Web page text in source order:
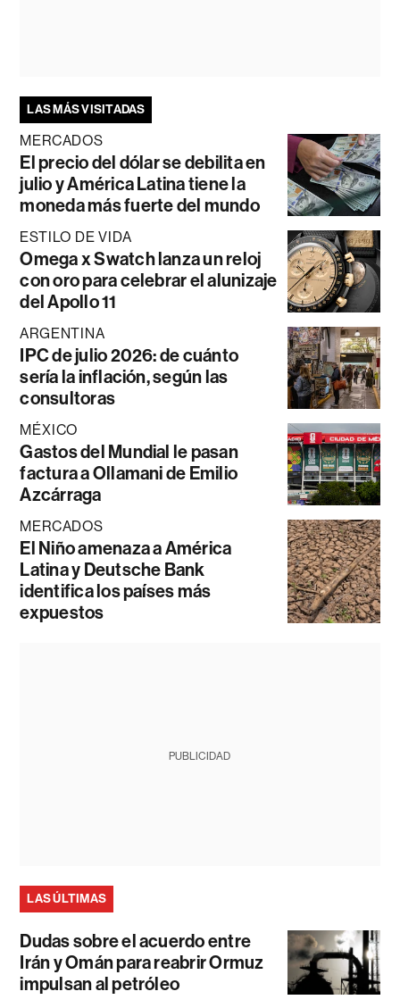
LAS MÁS VISITADAS
MERCADOS
El precio del dólar se debilita en
julio y América Latina tiene la
moneda más fuerte del mundo
ESTILO DE VIDA
Omega x Swatch lanza un reloj
con oro para celebrar el alunizaje
del Apollo 11
ARGENTINA
IPC de julio 2026: de cuánto
sería la inflación, según las
consultoras
MÉXICO
Gastos del Mundial le pasan
factura a Ollamani de Emilio
Azcárraga
MERCADOS
El Niño amenaza a América
Latina y Deutsche Bank
identifica los países más
expuestos
PUBLICIDAD
LAS ÚLTIMAS
Dudas sobre el acuerdo entre
Irán y Omán para reabrir Ormuz
impulsan al petróleo